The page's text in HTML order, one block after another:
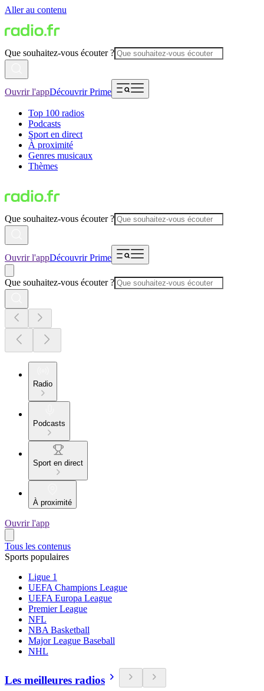
Aller au contenu
Que souhaitez-vous écouter ?
Ouvrir l'appDécouvrir Prime
Top 100 radios
Podcasts
Sport en direct
À proximité
Genres musicaux
Thèmes
Que souhaitez-vous écouter ?
Ouvrir l'appDécouvrir Prime
Que souhaitez-vous écouter ?
Radio
Podcasts
Sport en direct
À proximité
Ouvrir l'app
Tous les contenus
Sports populaires
Ligue 1
UEFA Champions League
UEFA Europa League
Premier League
NFL
NBA Basketball
Major League Baseball
NHL
Les meilleures radios